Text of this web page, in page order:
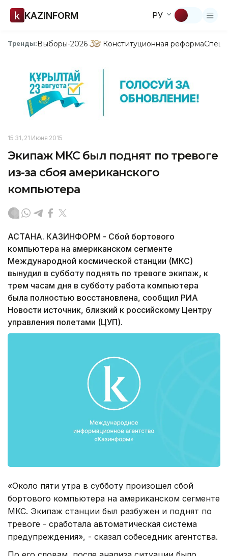
KAZINFORM РУ
Тренды:Выборы-2026 Конституционная реформа
15:31, 21 Июня 2015
Экипаж МКС был поднят по тревоге
из-за сбоя американского
компьютера
АСТАНА. КАЗИНФОРМ - Сбой бортового
компьютера на американском сегменте
Международной космической станции (МКС)
вынудил в субботу поднять по тревоге экипаж, к
трем часам дня в субботу работа компьютера
была полностью восстановлена, сообщил РИА
Новости источник, близкий к российскому Центру
управления полетами (ЦУП).
«Около пяти утра в субботу произошел сбой
бортового компьютера на американском сегменте
МКС. Экипаж станции был разбужен и поднят по
тревоге - сработала автоматическая система
предупреждения», - сказал собеседник агентства.